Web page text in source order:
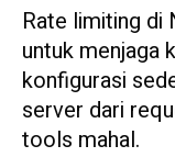
Rate limiting di
untuk menjaga
konfigurasi
server dari
tools mahal.